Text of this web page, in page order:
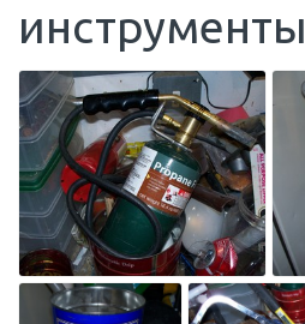
инструменты